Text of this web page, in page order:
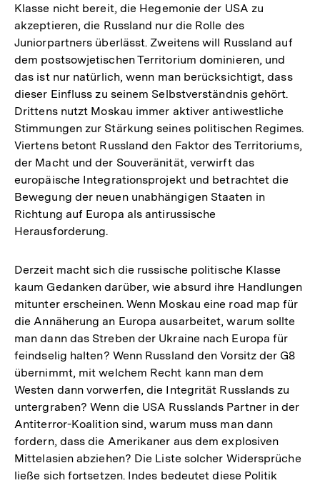
Klasse nicht bereit, die Hegemonie der USA zu
akzeptieren, die Russland nur die Rolle des
Juniorpartners überlässt. Zweitens will Russland auf
dem postsowjetischen Territorium dominieren, und
das ist nur natürlich, wenn man berücksichtigt, dass
dieser Einfluss zu seinem Selbstverständnis gehört.
Drittens nutzt Moskau immer aktiver antiwestliche
Stimmungen zur Stärkung seines politischen Regimes.
Viertens betont Russland den Faktor des Territoriums,
der Macht und der Souveränität, verwirft das
europäische Integrationsprojekt und betrachtet die
Bewegung der neuen unabhängigen Staaten in
Richtung auf Europa als antirussische
Herausforderung.
Derzeit macht sich die russische politische Klasse
kaum Gedanken darüber, wie absurd ihre Handlungen
mitunter erscheinen. Wenn Moskau eine road map für
die Annäherung an Europa ausarbeitet, warum sollte
man dann das Streben der Ukraine nach Europa für
feindselig halten? Wenn Russland den Vorsitz der G8
übernimmt, mit welchem Recht kann man dem
Westen dann vorwerfen, die Integrität Russlands zu
untergraben? Wenn die USA Russlands Partner in der
Antiterror-Koalition sind, warum muss man dann
fordern, dass die Amerikaner aus dem explosiven
Mittelasien abziehen? Die Liste solcher Widersprüche
ließe sich fortsetzen. Indes bedeutet diese Politik